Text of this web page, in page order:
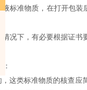
准物质，在打开包装
下，有必要根据证书
类标准物质的核查应